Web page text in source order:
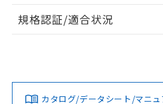
ログイン/会員
ダウンロードデータをご利用いただ
みください。
EU RoHS 注意事項・凡例
対応済み
規格認証/適合状況
カタログ/データシート/マニ